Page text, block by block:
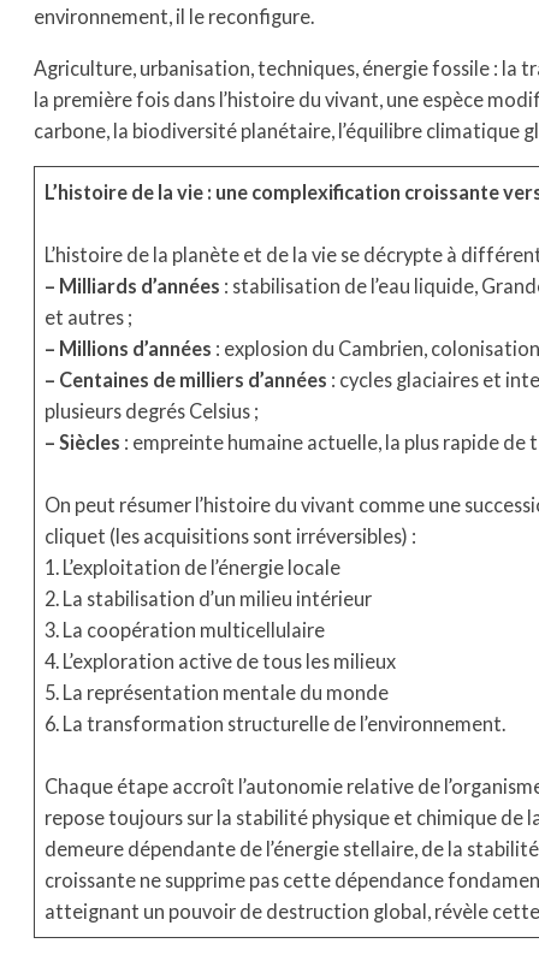
environnement, il le reconfigure.
Agriculture, urbanisation, techniques, énergie fossile :
la première fois dans l’histoire du vivant, une espèce
carbone, la biodiversité planétaire, l’équilibre climatique
L’histoire de la vie : une complexification croissante
L’histoire de la planète et de la vie se décrypte à
– Milliards d’années : stabilisation de l’eau liquide,
et autres ;
– Millions d’années : explosion du Cambrien,
– Centaines de milliers d’années : cycles glaciaires et
plusieurs degrés Celsius ;
– Siècles : empreinte humaine actuelle, la plus rapide de
On peut résumer l’histoire du vivant comme une
cliquet (les acquisitions sont irréversibles) :
1. L’exploitation de l’énergie locale
2. La stabilisation d’un milieu intérieur
3. La coopération multicellulaire
4. L’exploration active de tous les milieux
5. La représentation mentale du monde
6. La transformation structurelle de l’environnement.
Chaque étape accroît l’autonomie relative de
repose toujours sur la stabilité physique et chimique de
demeure dépendante de l’énergie stellaire, de la
croissante ne supprime pas cette dépendance
atteignant un pouvoir de destruction global, révèle